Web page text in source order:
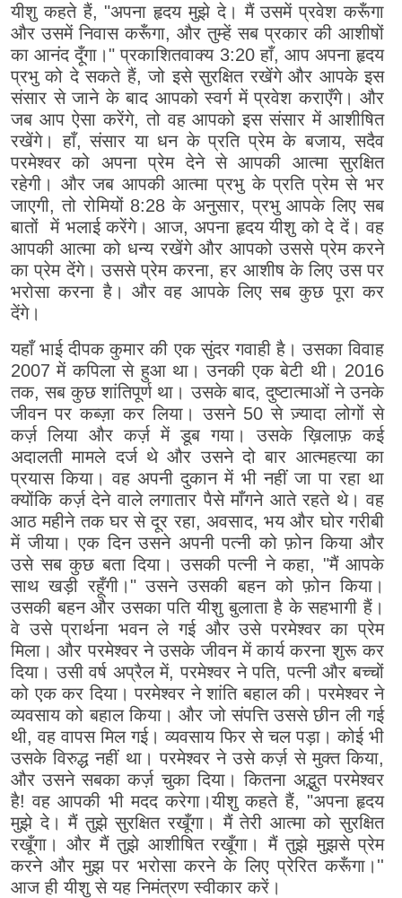
यीशु कहते हैं, "अपना हृदय मुझे दे। मैं उसमें प्रवेश करूँगा
और उसमें निवास करूँगा, और तुम्हें सब प्रकार की आशीषों
का आनंद दूँगा।" प्रकाशितवाक्य 3:20 हाँ, आप अपना हृदय
प्रभु को दे सकते हैं, जो इसे सुरक्षित रखेंगे और आपके इस
संसार से जाने के बाद आपको स्वर्ग में प्रवेश कराएँगे। और
जब आप ऐसा करेंगे, तो वह आपको इस संसार में आशीषित
रखेंगे। हाँ, संसार या धन के प्रति प्रेम के बजाय, सदैव
परमेश्वर को अपना प्रेम देने से आपकी आत्मा सुरक्षित
रहेगी। और जब आपकी आत्मा प्रभु के प्रति प्रेम से भर
जाएगी, तो रोमियों 8:28 के अनुसार, प्रभु आपके लिए सब
बातों में भलाई करेंगे। आज, अपना हृदय यीशु को दे दें। वह
आपकी आत्मा को धन्य रखेंगे और आपको उससे प्रेम करने
का प्रेम देंगे। उससे प्रेम करना, हर आशीष के लिए उस पर
भरोसा करना है। और वह आपके लिए सब कुछ पूरा कर
देंगे।
यहाँ भाई दीपक कुमार की एक सुंदर गवाही है। उसका विवाह
2007 में कपिला से हुआ था। उनकी एक बेटी थी। 2016
तक, सब कुछ शांतिपूर्ण था। उसके बाद, दुष्टात्माओं ने उनके
जीवन पर कब्ज़ा कर लिया। उसने 50 से ज़्यादा लोगों से
कर्ज़ लिया और कर्ज़ में डूब गया। उसके ख़िलाफ़ कई
अदालती मामले दर्ज थे और उसने दो बार आत्महत्या का
प्रयास किया। वह अपनी दुकान में भी नहीं जा पा रहा था
क्योंकि कर्ज़ देने वाले लगातार पैसे माँगने आते रहते थे। वह
आठ महीने तक घर से दूर रहा, अवसाद, भय और घोर गरीबी
में जीया। एक दिन उसने अपनी पत्नी को फ़ोन किया और
उसे सब कुछ बता दिया। उसकी पत्नी ने कहा, "मैं आपके
साथ खड़ी रहूँगी।" उसने उसकी बहन को फ़ोन किया।
उसकी बहन और उसका पति यीशु बुलाता है के सहभागी हैं।
वे उसे प्रार्थना भवन ले गई और उसे परमेश्वर का प्रेम
मिला। और परमेश्वर ने उसके जीवन में कार्य करना शुरू कर
दिया। उसी वर्ष अप्रैल में, परमेश्वर ने पति, पत्नी और बच्चों
को एक कर दिया। परमेश्वर ने शांति बहाल की। परमेश्वर ने
व्यवसाय को बहाल किया। और जो संपत्ति उससे छीन ली गई
थी, वह वापस मिल गई। व्यवसाय फिर से चल पड़ा। कोई भी
उसके विरुद्ध नहीं था। परमेश्वर ने उसे कर्ज़ से मुक्त किया,
और उसने सबका कर्ज़ चुका दिया। कितना अद्भुत परमेश्वर
है! वह आपकी भी मदद करेगा।यीशु कहते हैं, "अपना हृदय
मुझे दे। मैं तुझे सुरक्षित रखूँगा। मैं तेरी आत्मा को सुरक्षित
रखूँगा। और मैं तुझे आशीषित रखूँगा। मैं तुझे मुझसे प्रेम
करने और मुझ पर भरोसा करने के लिए प्रेरित करूँगा।''
आज ही यीशु से यह निमंत्रण स्वीकार करें।